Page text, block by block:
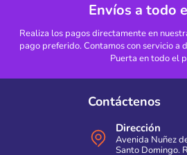
Envíos a todo
Realiza los pagos directamente en
pago preferido. Contamos con servicio a
Puerta en todo el
Contáctenos
Dirección
Avenida Nuñez
Santo Domingo.